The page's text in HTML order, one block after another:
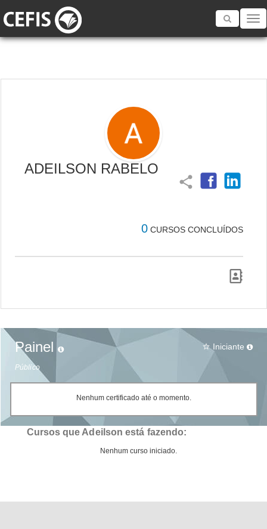
Toggle
ADEILSON RABELO
share
0 CURSOS CONCLUÍDOS
Painel
Público
star_border Iniciante
Nenhum certificado até o momento.
Cursos que Adeilson está fazendo:
Nenhum curso iniciado.